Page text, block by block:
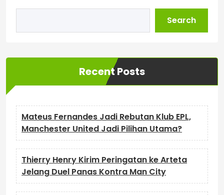
Search
Recent Posts
Mateus Fernandes Jadi Rebutan Klub EPL,
Manchester United Jadi Pilihan Utama?
Thierry Henry Kirim Peringatan ke Arteta
Jelang Duel Panas Kontra Man City